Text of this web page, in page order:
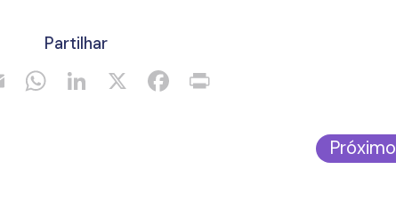
Partilhar
Próximo